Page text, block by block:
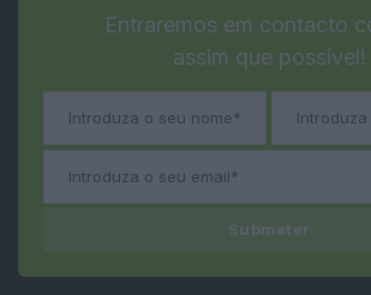
Entraremos em contacto
assim que possível!
Submeter